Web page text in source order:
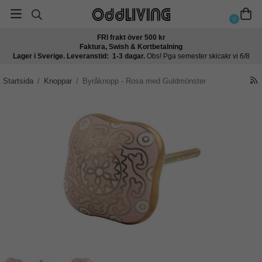
0
FRI frakt över 500 kr
Faktura, Swish & Kortbetalning
Lager i Sverige. Leveranstid: 1-3 dagar. Obs! Pga semester skicakr vi 6/8
Startsida / Knoppar / Byråknopp - Rosa med Guldmönster